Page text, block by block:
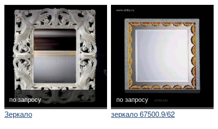
по запросу
Зеркало
по запросу
зеркало 67500.9/62